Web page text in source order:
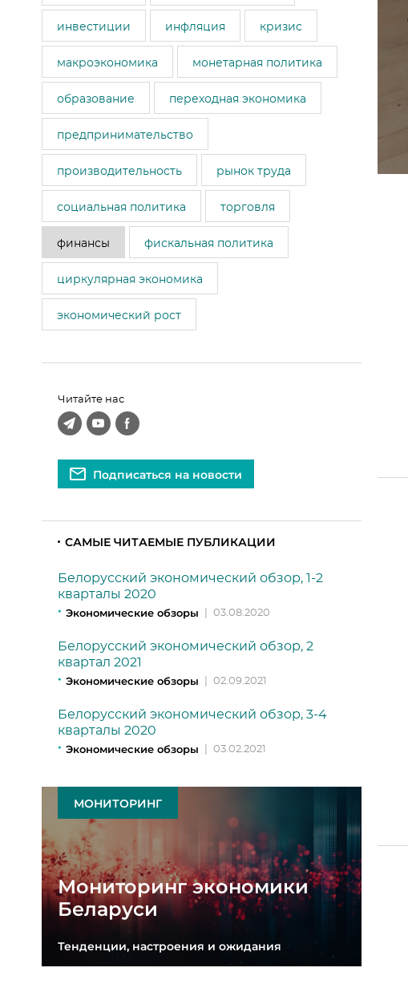
инвестиции инфляция кризис
макроэкономика монетарная политика
образование переходная экономика
предпринимательство
производительность рынок труда
социальная политика торговля
финансы фискальная политика
циркулярная экономика
экономический рост
Читайте нас
Подписаться на новости
САМЫЕ ЧИТАЕМЫЕ ПУБЛИКАЦИИ
Белорусский экономический обзор, 1-2
кварталы 2020
Экономические обзоры
03.08.2020
Белорусский экономический обзор, 2
квартал 2021
Экономические обзоры
02.09.2021
Белорусский экономический обзор, 3-4
кварталы 2020
Экономические обзоры
03.02.2021
МОНИТОРИНГ
Мониторинг экономики
Беларуси
Тенденции, настроения и ожидания